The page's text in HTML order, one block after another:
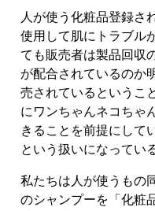
人が使う化粧品登録さ
使用して肌にトラブル
ても販売者は製品回収
が配合されているのか
売されているというこ
にワンちゃんネコちゃ
きることを前提にして
という扱いになってい
私たちは人が使うもの
のシャンプーを「化粧